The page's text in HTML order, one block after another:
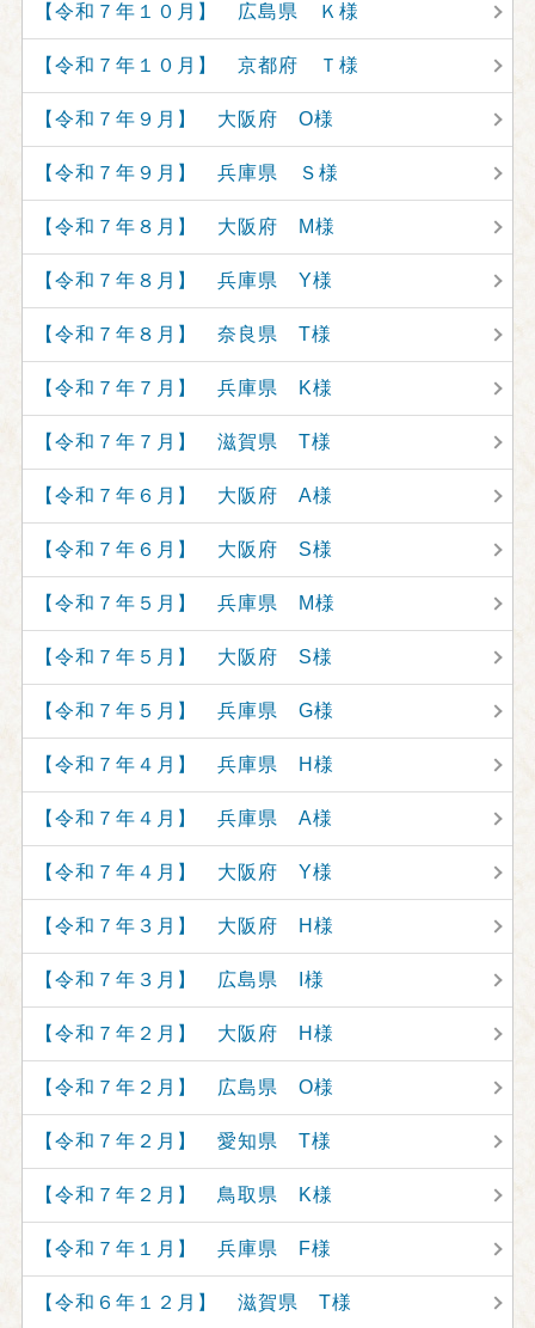
【令和７年１０月】 広島県 Ｋ様
【令和７年１０月】 京都府 Ｔ様
【令和７年９月】 大阪府 O様
【令和７年９月】 兵庫県 Ｓ様
【令和７年８月】 大阪府 M様
【令和７年８月】 兵庫県 Y様
【令和７年８月】 奈良県 T様
【令和７年７月】 兵庫県 K様
【令和７年７月】 滋賀県 T様
【令和７年６月】 大阪府 A様
【令和７年６月】 大阪府 S様
【令和７年５月】 兵庫県 M様
【令和７年５月】 大阪府 S様
【令和７年５月】 兵庫県 G様
【令和７年４月】 兵庫県 H様
【令和７年４月】 兵庫県 A様
【令和７年４月】 大阪府 Y様
【令和７年３月】 大阪府 H様
【令和７年３月】 広島県 I様
【令和７年２月】 大阪府 H様
【令和７年２月】 広島県 O様
【令和７年２月】 愛知県 T様
【令和７年２月】 鳥取県 K様
【令和７年１月】 兵庫県 F様
【令和６年１２月】 滋賀県 T様